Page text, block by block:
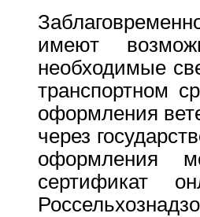
имеют
необходимые
транспортном
оформления
через
оформления
сертификат